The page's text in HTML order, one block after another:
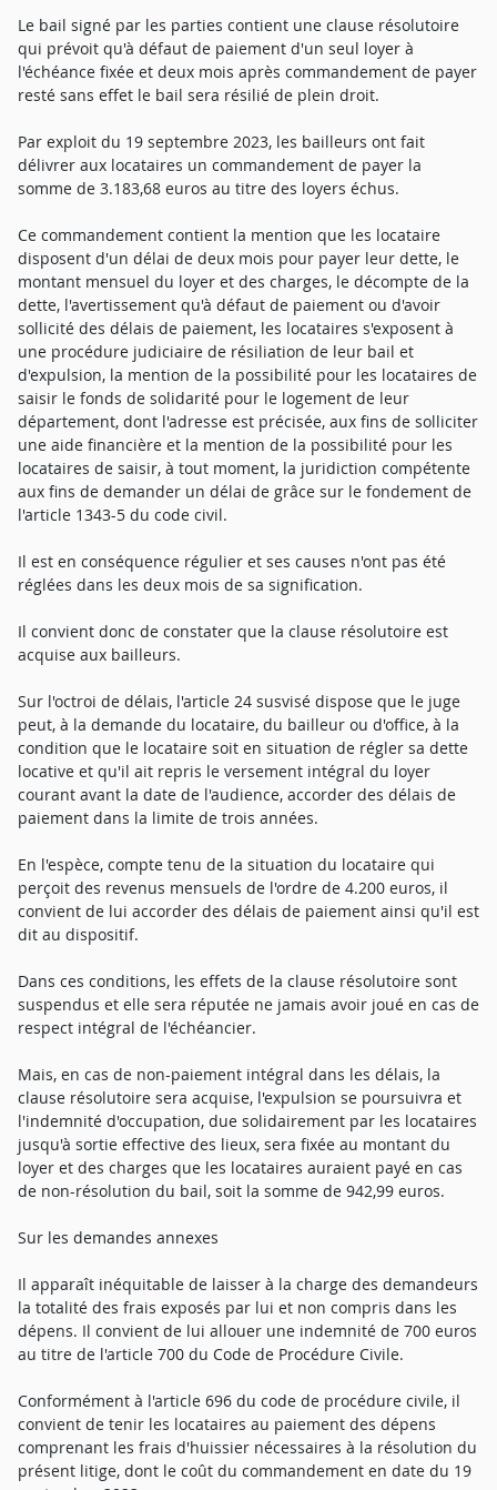
Le bail signé par les parties contient une clause résolutoire
qui prévoit qu'à défaut de paiement d'un seul loyer à
l'échéance fixée et deux mois après commandement de payer
resté sans effet le bail sera résilié de plein droit.
Par exploit du 19 septembre 2023, les bailleurs ont fait
délivrer aux locataires un commandement de payer la
somme de 3.183,68 euros au titre des loyers échus.
Ce commandement contient la mention que les locataire
disposent d'un délai de deux mois pour payer leur dette, le
montant mensuel du loyer et des charges, le décompte de la
dette, l'avertissement qu'à défaut de paiement ou d'avoir
sollicité des délais de paiement, les locataires s'exposent à
une procédure judiciaire de résiliation de leur bail et
d'expulsion, la mention de la possibilité pour les locataires de
saisir le fonds de solidarité pour le logement de leur
département, dont l'adresse est précisée, aux fins de solliciter
une aide financière et la mention de la possibilité pour les
locataires de saisir, à tout moment, la juridiction compétente
aux fins de demander un délai de grâce sur le fondement de
l'article 1343-5 du code civil.
Il est en conséquence régulier et ses causes n'ont pas été
réglées dans les deux mois de sa signification.
Il convient donc de constater que la clause résolutoire est
acquise aux bailleurs.
Sur l'octroi de délais, l'article 24 susvisé dispose que le juge
peut, à la demande du locataire, du bailleur ou d'office, à la
condition que le locataire soit en situation de régler sa dette
locative et qu'il ait repris le versement intégral du loyer
courant avant la date de l'audience, accorder des délais de
paiement dans la limite de trois années.
En l'espèce, compte tenu de la situation du locataire qui
perçoit des revenus mensuels de l'ordre de 4.200 euros, il
convient de lui accorder des délais de paiement ainsi qu'il est
dit au dispositif.
Dans ces conditions, les effets de la clause résolutoire sont
suspendus et elle sera réputée ne jamais avoir joué en cas de
respect intégral de l'échéancier.
Mais, en cas de non-paiement intégral dans les délais, la
clause résolutoire sera acquise, l'expulsion se poursuivra et
l'indemnité d'occupation, due solidairement par les locataires
jusqu'à sortie effective des lieux, sera fixée au montant du
loyer et des charges que les locataires auraient payé en cas
de non-résolution du bail, soit la somme de 942,99 euros.
Sur les demandes annexes
Il apparaît inéquitable de laisser à la charge des demandeurs
la totalité des frais exposés par lui et non compris dans les
dépens. Il convient de lui allouer une indemnité de 700 euros
au titre de l'article 700 du Code de Procédure Civile.
Conformément à l'article 696 du code de procédure civile, il
convient de tenir les locataires au paiement des dépens
comprenant les frais d'huissier nécessaires à la résolution du
présent litige, dont le coût du commandement en date du 19